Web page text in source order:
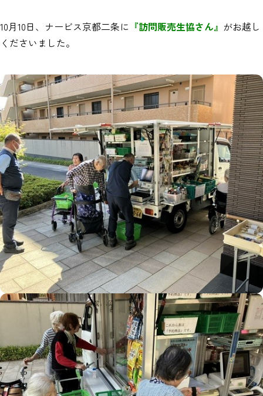
10月10日、ナービス京都二条に 『訪問販売生協さん』 がお越し
くださいました。